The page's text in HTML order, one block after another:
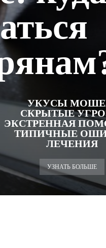
УКУСЫ
СКРЫТЫЕ
ЭКСТРЕННАЯ
ТИПИЧНЫЕ
ЛЕЧЕНИЯ
УЗНАТЬ БОЛЬШЕ